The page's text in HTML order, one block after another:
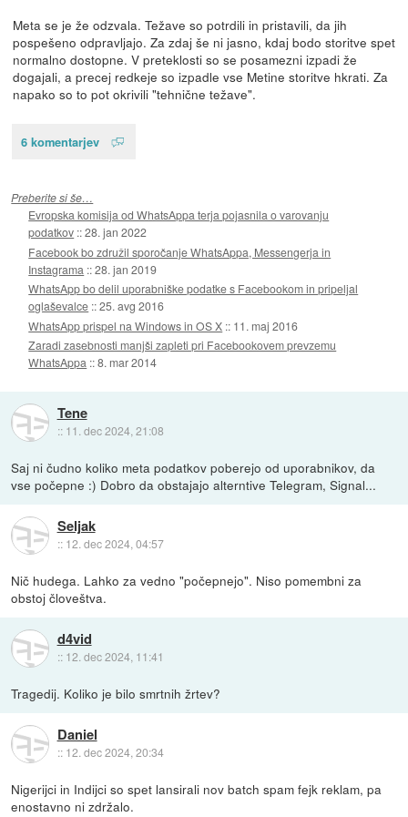
Meta se je že odzvala. Težave so potrdili in pristavili, da jih
pospešeno odpravljajo. Za zdaj še ni jasno, kdaj bodo storitve spet
normalno dostopne. V preteklosti so se posamezni izpadi že
dogajali, a precej redkeje so izpadle vse Metine storitve hkrati. Za
napako so to pot okrivili "tehnične težave".
6 komentarjev
Preberite si še…
Evropska komisija od WhatsAppa terja pojasnila o varovanju
podatkov ::28. jan 2022
Facebook bo združil sporočanje WhatsAppa, Messengerja in
Instagrama ::28. jan 2019
WhatsApp bo delil uporabniške podatke s Facebookom in pripeljal
oglaševalce ::25. avg 2016
WhatsApp prispel na Windows in OS X :: 11. maj 2016
Zaradi zasebnosti manjši zapleti pri Facebookovem prevzemu
WhatsAppa ::8. mar 2014
Tene
:: 11. dec 2024, 21:08
Saj ni čudno koliko meta podatkov poberejo od uporabnikov, da
vse počepne :) Dobro da obstajajo alterntive Telegram, Signal...
Seljak
:: 12. dec 2024, 04:57
Nič hudega. Lahko za vedno "počepnejo". Niso pomembni za
obstoj človeštva.
d4vid
:: 12. dec 2024, 11:41
Tragedij. Koliko je bilo smrtnih žrtev?
Daniel
:: 12. dec 2024, 20:34
Nigerijci in Indijci so spet lansirali nov batch spam fejk reklam, pa
enostavno ni zdržalo.